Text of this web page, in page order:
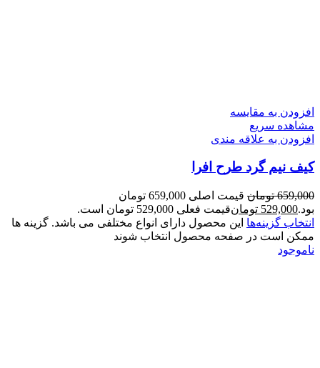
افزودن به مقایسه
مشاهده سریع
افزودن به علاقه مندی
کیف نیم گرد طرح افرا
659,000 تومان
قیمت اصلی 659,000 تومان
بود.529,000 تومانقیمت فعلی 529,000 تومان است.
انتخاب گزینه‌ها این محصول دارای انواع مختلفی می باشد. گزینه ها
ممکن است در صفحه محصول انتخاب شوند
ناموجود